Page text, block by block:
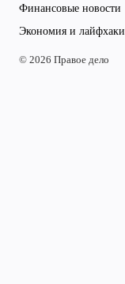
Финансовые новости
Экономия и лайфхаки
© 2026 Правое дело